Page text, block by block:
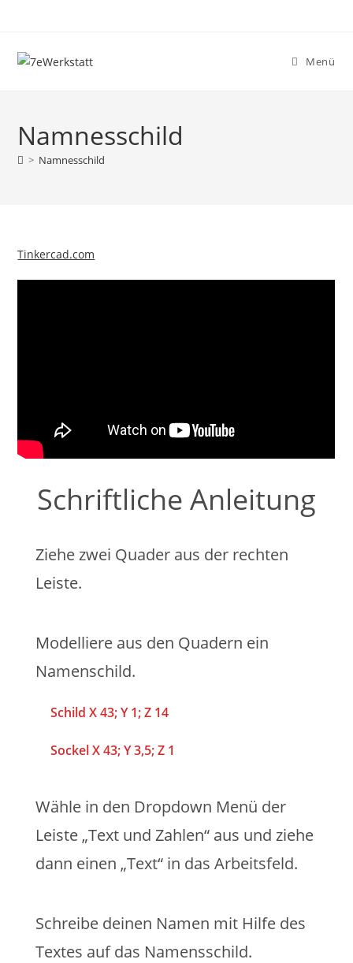
springen
Menü
Namnesschild
> Namnesschild
Tinkercad.com
Schriftliche Anleitung
Ziehe zwei Quader aus der rechten
Leiste.
Modelliere aus den Quadern ein
Namenschild.
Schild X 43; Y 1; Z 14
Sockel X 43; Y 3,5; Z 1
Wähle in den Dropdown Menü der
Leiste „Text und Zahlen“ aus und ziehe
dann einen „Text“ in das Arbeitsfeld.
Schreibe deinen Namen mit Hilfe des
Textes auf das Namensschild.